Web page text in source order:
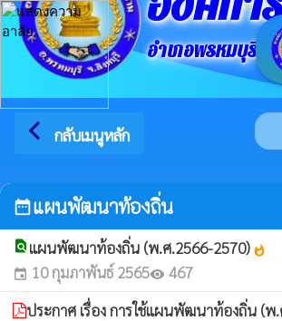
อำเภอพรหมบุรี
arrow_back_ios กลับเมนูหลัก
date_rangeแผนพัฒนาท้องถิ่น
find_in_page แผนพัฒนาท้องถิ่น (พ.ศ.2566-2570) whatshot
event 10 กุมภาพันธ์ 2565visibility 467
ประกาศ เรื่อง การใช้แผนพัฒนาท้องถิ่น (พ